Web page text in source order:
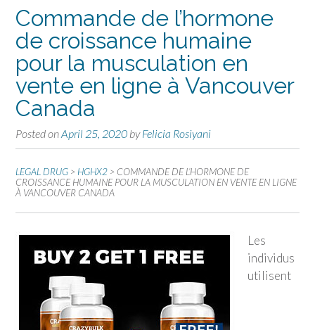
Commande de l’hormone
de croissance humaine
pour la musculation en
vente en ligne à Vancouver
Canada
Posted onApril 25, 2020 byFelicia Rosiyani
LEGAL DRUG > HGHX2 > COMMANDE DE L’HORMONE DE
CROISSANCE HUMAINE POUR LA MUSCULATION EN VENTE EN LIGNE
À VANCOUVER CANADA
Les
individus
utilisent